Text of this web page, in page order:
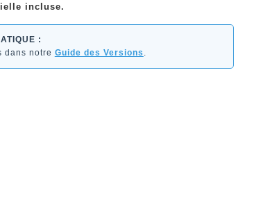
incluse.
:
dans notre Guide des Versions